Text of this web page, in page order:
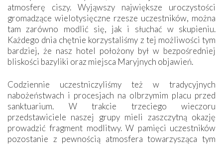
atmosferę ciszy. Wyjąwszy największe uroczystości
gromadzące wielotysięczne rzesze uczestników, można
tam zarówno modlić się, jak i słuchać w skupieniu.
Każdego dnia chętnie korzystaliśmy z tej możliwości tym
bardziej, że nasz hotel położony był w bezpośredniej
bliskości bazyliki oraz miejsca Maryjnych objawień.
Codziennie uczestniczyliśmy też w tradycyjnych
nabożeństwach i procesjach na olbrzymim placu przed
sanktuarium. W trakcie trzeciego wieczoru
przedstawiciele naszej grupy mieli zaszczytną okazję
prowadzić fragment modlitwy. W pamięci uczestników
pozostanie z pewnością atmosfera towarzysząca tym